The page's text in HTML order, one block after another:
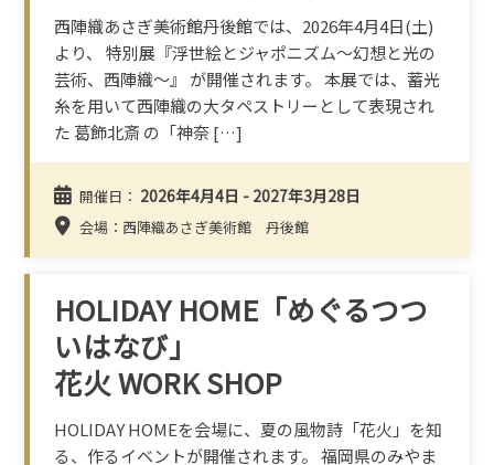
西陣織あさぎ美術館丹後館では、2026年4月4日(土)
より、 特別展『浮世絵とジャポニズム～幻想と光の
芸術、西陣織～』 が開催されます。 本展では、蓄光
糸を用いて西陣織の大タペストリーとして表現され
た 葛飾北斎 の「神奈 […]
開催日： 2026年4月4日 - 2027年3月28日
会場：西陣織あさぎ美術館 丹後館
HOLIDAY HOME「めぐるつつ
いはなび」
花火 WORK SHOP
HOLIDAY HOMEを会場に、夏の風物詩「花火」を知
る、作るイベントが開催されます。 福岡県のみやま